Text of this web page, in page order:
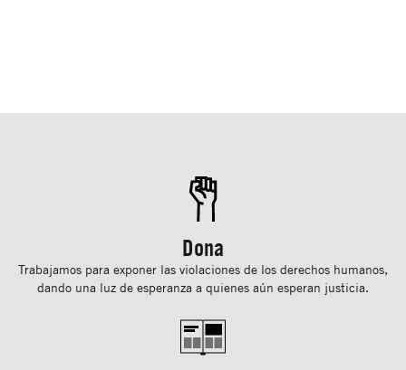
Dona
Trabajamos para exponer las violaciones de los derechos humanos,
dando una luz de esperanza a quienes aún esperan justicia.